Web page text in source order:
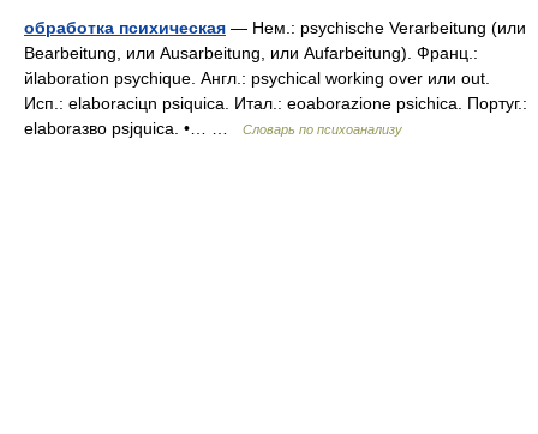
обработка психическая — Нем.: psychische Verarbeitung (или
Bearbeitung, или Ausarbeitung, или Aufarbeitung). Франц.:
йlaboration psychique. Англ.: psychical working over или out.
Исп.: elaboraciцn psiquica. Итал.: eоaborazione psichica. Португ.:
elaboraзвo psjquica. •… …
Словарь по психоанализу